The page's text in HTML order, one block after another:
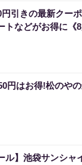
円引きの最新クー
トなどがお得に《8
円はお得!松のや
ル】池袋サンシ